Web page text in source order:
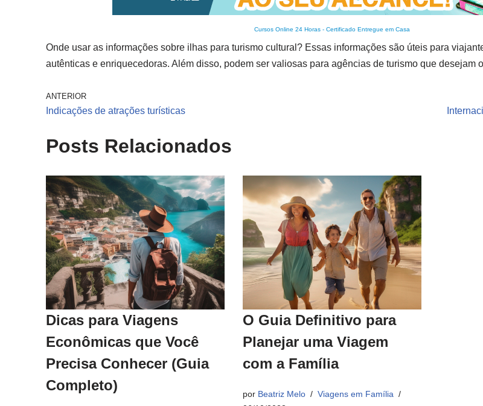
Cursos Online 24 Horas- Certificado Entregue em Casa
Onde usar as informações sobre ilhas para turismo cultural? Essas informações são úteis para
autênticas e enriquecedoras. Além disso, podem ser valiosas para agências de turismo que desejam
ANTERIOR
Indicações de atrações turísticas
Posts Relacionados
Dicas para Viagens
Econômicas que Você
Precisa Conhecer (Guia
Completo)
O Guia Definitivo para
Planejar uma Viagem
com a Família
por Beatriz Melo
Viagens em Família